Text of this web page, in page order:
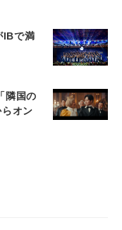
IBで満
隣国の
オン